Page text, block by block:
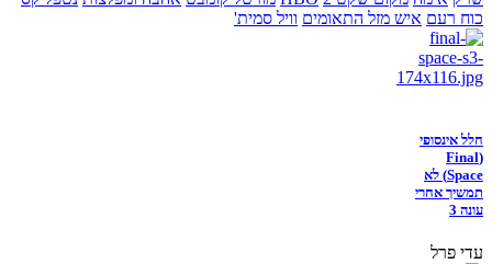
כוח רעם איש מזל התאומים וויל סמית'
חלל אינסופי
(Final
Space) לא
תמשיך אחרי
עונה 3
עדי פרל